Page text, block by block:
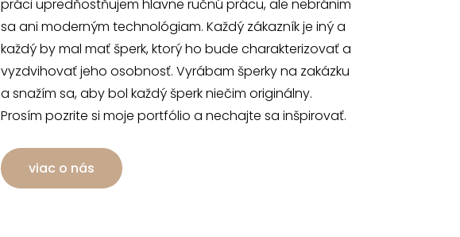
práci upredňostňujem hlavne ručnú prácu, ale nebránim
sa ani moderným technológiam. Každý zákazník je iný a
každý by mal mať šperk, ktorý ho bude charakterizovať a
vyzdvihovať jeho osobnosť. Vyrábam šperky na zakázku
a snažím sa, aby bol každý šperk niečim originálny.
Prosím pozrite si moje portfólio a nechajte sa inšpirovať.
viac o nás